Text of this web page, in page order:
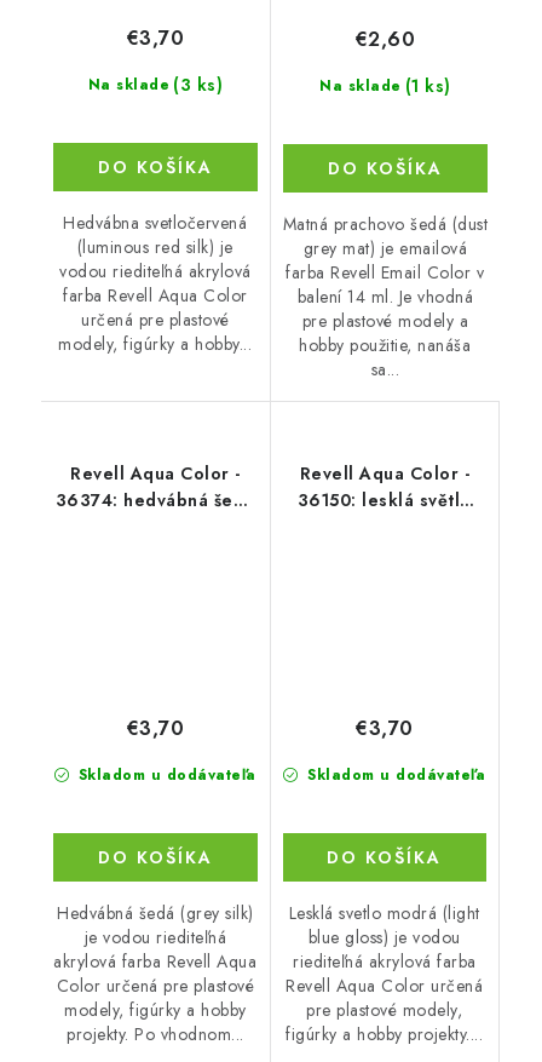
Na sklade (3 ks)
€3,70
DO KOŠÍKA
Hedvábna svetločervená
(luminous red silk) je
vodou riediteľná akrylová
farba Revell Aqua Color
určená pre plastové
modely, figúrky a hobby...
Na sklade (1 ks)
€2,60
DO KOŠÍKA
Matná prachovo šedá (dust
grey mat) je emailová
farba Revell Email Color v
balení 14 ml. Je vhodná
pre plastové modely a
hobby použitie, nanáša
sa...
Revell Aqua Color -
36374: hedvábná šedá
Skladom u dodávateľa
€3,70
DO KOŠÍKA
Hedvábná šedá (grey silk)
je vodou riediteľná
akrylová farba Revell Aqua
Color určená pre plastové
modely, figúrky a hobby
projekty. Po vhodnom...
Revell Aqua Color -
36150: lesklá světle
Skladom u dodávateľa
€3,70
DO KOŠÍKA
Lesklá svetlo modrá (light
blue gloss) je vodou
riediteľná akrylová farba
Revell Aqua Color určená
pre plastové modely,
figúrky a hobby projekty....